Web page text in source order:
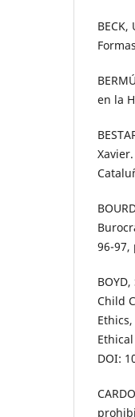
en la
96-97,
Child
DOI: